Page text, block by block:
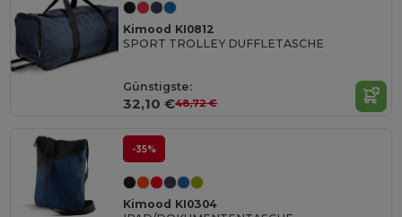
Kimood KI0812
SPORT TROLLEY DUFFLETASCHE
Günstigste:
32,10 €48,72 €
-35%
Kimood KI0304